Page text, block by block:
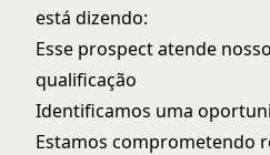
está dizendo:
Esse prospect atende
qualificação
Identificamos uma
Estamos comprometendo